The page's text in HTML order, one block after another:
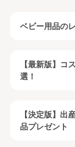
ベビー用品の
できるのがベ
ベビー用品の
購入するべき
極めましょう。
【最新版】コ
選！
【決定版】出
品プレゼント